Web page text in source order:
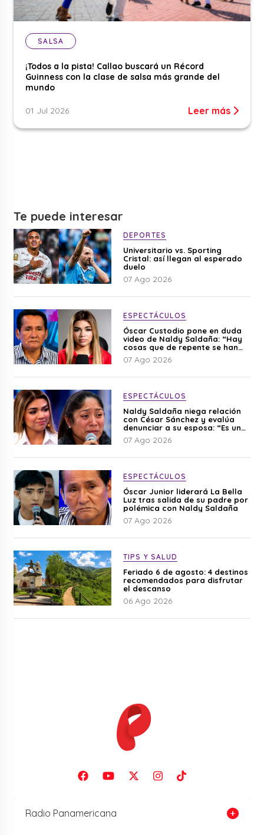
SALSA
¡Todos a la pista! Callao buscará un Récord
Guinness con la clase de salsa más grande del
mundo
01 Jul 2026 Leer más
Te puede interesar
DEPORTES
Universitario vs. Sporting
Cristal: así llegan al esperado
duelo
07 Ago 2026
ESPECTÁCULOS
Óscar Custodio pone en duda
video de Naldy Saldaña: “Hay
cosas que de repente se han
editado”
07 Ago 2026
ESPECTÁCULOS
Naldy Saldaña niega relación
con César Sánchez y evalúa
denunciar a su esposa: “Es una
difamación”
07 Ago 2026
ESPECTÁCULOS
Óscar Junior liderará La Bella
Luz tras salida de su padre por
polémica con Naldy Saldaña
07 Ago 2026
TIPS Y SALUD
Feriado 6 de agosto: 4 destinos
recomendados para disfrutar
el descanso
06 Ago 2026
Radio Panamericana